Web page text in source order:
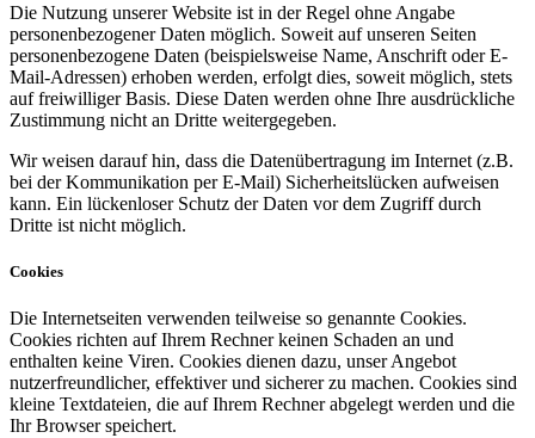
Die Nutzung unserer Website ist in der Regel ohne Angabe
personenbezogener Daten möglich. Soweit auf unseren Seiten
personenbezogene Daten (beispielsweise Name, Anschrift oder E-
Mail-Adressen) erhoben werden, erfolgt dies, soweit möglich, stets
auf freiwilliger Basis. Diese Daten werden ohne Ihre ausdrückliche
Zustimmung nicht an Dritte weitergegeben.
Wir weisen darauf hin, dass die Datenübertragung im Internet (z.B.
bei der Kommunikation per E-Mail) Sicherheitslücken aufweisen
kann. Ein lückenloser Schutz der Daten vor dem Zugriff durch
Dritte ist nicht möglich.
Cookies
Die Internetseiten verwenden teilweise so genannte Cookies.
Cookies richten auf Ihrem Rechner keinen Schaden an und
enthalten keine Viren. Cookies dienen dazu, unser Angebot
nutzerfreundlicher, effektiver und sicherer zu machen. Cookies sind
kleine Textdateien, die auf Ihrem Rechner abgelegt werden und die
Ihr Browser speichert.